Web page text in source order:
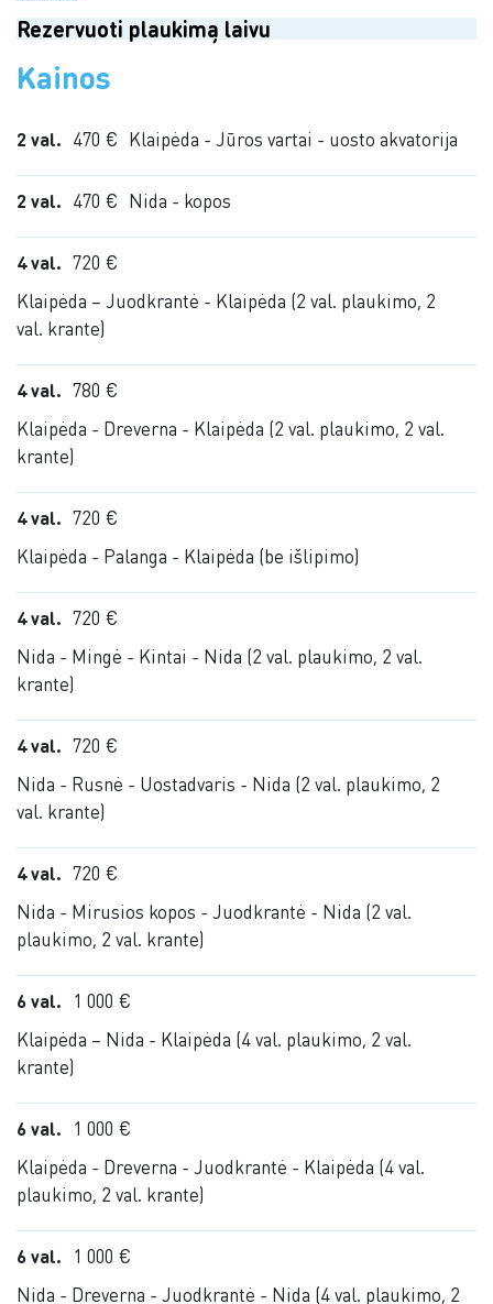
Rezervuoti plaukimą laivu
Kainos
2 val. 470 € Klaipėda - Jūros vartai - uosto akvatorija
2 val. 470 € Nida - kopos
4 val. 720 €
Klaipėda – Juodkrantė - Klaipėda (2 val. plaukimo, 2
val. krante)
4 val. 780 €
Klaipėda - Dreverna - Klaipėda (2 val. plaukimo, 2 val.
krante)
4 val. 720 €
Klaipėda - Palanga - Klaipėda (be išlipimo)
4 val. 720 €
Nida - Mingė - Kintai - Nida (2 val. plaukimo, 2 val.
krante)
4 val. 720 €
Nida - Rusnė - Uostadvaris - Nida (2 val. plaukimo, 2
val. krante)
4 val. 720 €
Nida - Mirusios kopos - Juodkrantė - Nida (2 val.
plaukimo, 2 val. krante)
6 val. 1 000 €
Klaipėda – Nida - Klaipėda (4 val. plaukimo, 2 val.
krante)
6 val. 1 000 €
Klaipėda - Dreverna - Juodkrantė - Klaipėda (4 val.
plaukimo, 2 val. krante)
6 val. 1 000 €
Nida - Dreverna - Juodkrantė - Nida (4 val. plaukimo, 2